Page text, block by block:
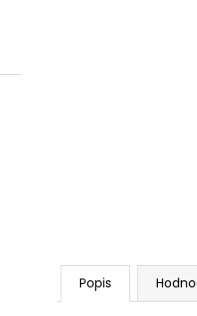
Popis